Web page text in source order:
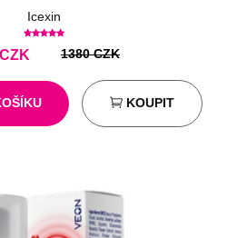
Icexin
CZK 1380 CZK
KOUPIT